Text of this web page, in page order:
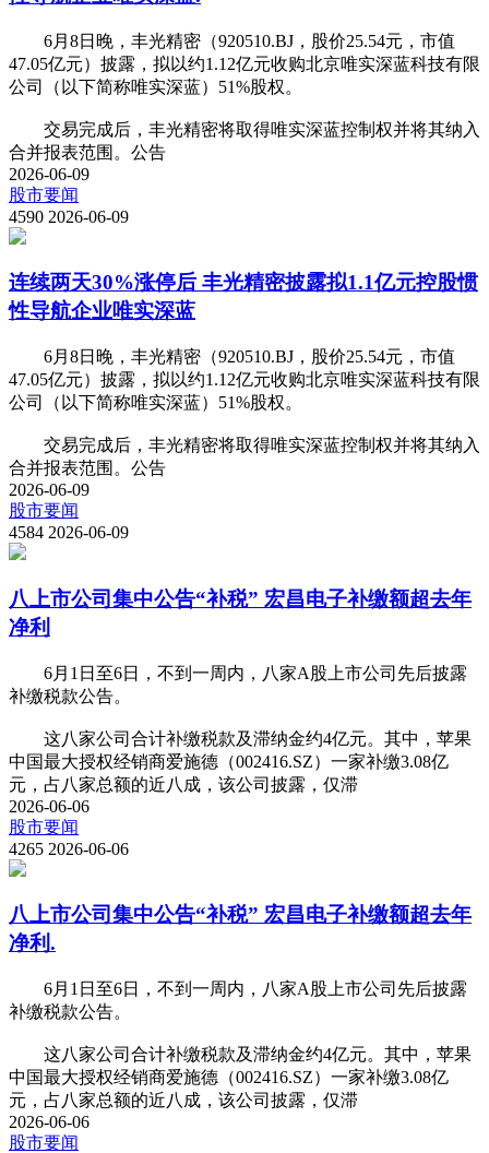
6月8日晚，丰光精密（920510.BJ，股价25.54元，市值
47.05亿元）披露，拟以约1.12亿元收购北京唯实深蓝科技有限
公司（以下简称唯实深蓝）51%股权。
交易完成后，丰光精密将取得唯实深蓝控制权并将其纳入
合并报表范围。公告
2026-06-09
股市要闻
4590 2026-06-09
连续两天30%涨停后 丰光精密披露拟1.1亿元控股惯
性导航企业唯实深蓝
6月8日晚，丰光精密（920510.BJ，股价25.54元，市值
47.05亿元）披露，拟以约1.12亿元收购北京唯实深蓝科技有限
公司（以下简称唯实深蓝）51%股权。
交易完成后，丰光精密将取得唯实深蓝控制权并将其纳入
合并报表范围。公告
2026-06-09
股市要闻
4584 2026-06-09
八上市公司集中公告“补税” 宏昌电子补缴额超去年
净利
6月1日至6日，不到一周内，八家A股上市公司先后披露
补缴税款公告。
这八家公司合计补缴税款及滞纳金约4亿元。其中，苹果
中国最大授权经销商爱施德（002416.SZ）一家补缴3.08亿
元，占八家总额的近八成，该公司披露，仅滞
2026-06-06
股市要闻
4265 2026-06-06
八上市公司集中公告“补税” 宏昌电子补缴额超去年
净利.
6月1日至6日，不到一周内，八家A股上市公司先后披露
补缴税款公告。
这八家公司合计补缴税款及滞纳金约4亿元。其中，苹果
中国最大授权经销商爱施德（002416.SZ）一家补缴3.08亿
元，占八家总额的近八成，该公司披露，仅滞
2026-06-06
股市要闻